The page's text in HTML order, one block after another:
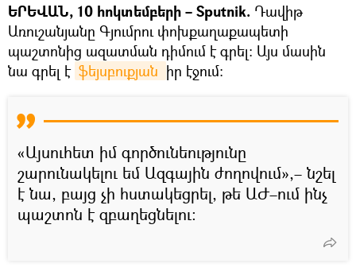
ԵՐԵՎԱՆ, 10 հոկտեմբերի – Sputnik. Դավիթ
Առուշանյանը Գյումրու փոխքաղաքապետի
պաշտոնից ազատման դիմում է գրել։ Այս մասին
նա գրել է ֆեյսբուքյան իր էջում։
«Այսուհետ իմ գործունեությունը
շարունակելու եմ Ազգային ժողովում»,– նշել
է նա, բայց չի հստակեցրել, թե ԱԺ–ում ինչ
պաշտոն է զբաղեցնելու։